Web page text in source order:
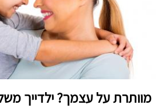
מוותרת על עצמך? ילדייך